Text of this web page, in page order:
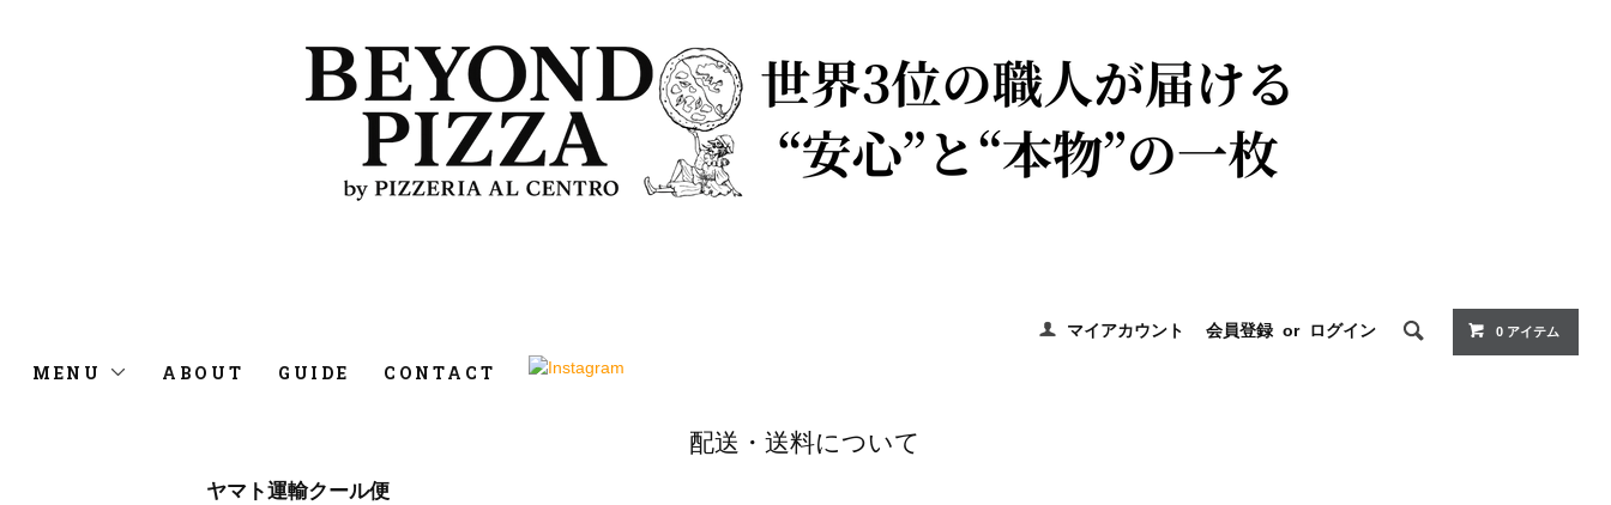
マイアカウント 会員登録 or ログイン 0 アイテム
MENU ABOUT GUIDE CONTACT
配送・送料について
ヤマト運輸クール便